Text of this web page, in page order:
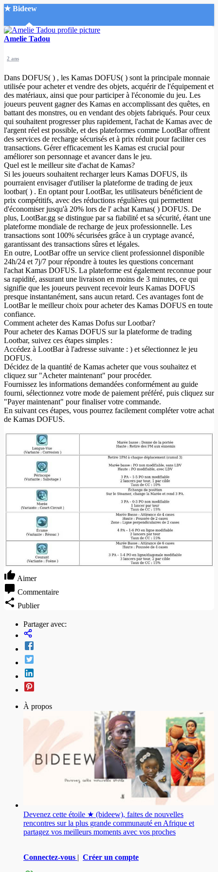
★ Bideew
Accueil
Recherche Avancée
Mon compte
Connexion
Créer un compte
Mode nuit
Amelie Tadou
2 ans
Dans DOFUS( ) , les Kamas DOFUS( ) sont la principale monnaie
utilisée pour acheter et vendre des objets, acquérir de l'équipement et
des matériaux, ainsi que pour participer à l'économie du jeu. Les
joueurs peuvent gagner des Kamas en accomplissant des quêtes, en
battant des monstres, ou en vendant des objets fabriqués. Pour ceux
qui souhaitent progresser plus rapidement, l'achat de Kamas avec de
l'argent réel est possible, et des plateformes comme LootBar offrent
des services de recharge sécurisés et à prix réduit pour faciliter ces
transactions. Gérer efficacement les Kamas est crucial pour
améliorer son personnage et avancer dans le jeu.
Quel est le meilleur site d'achat de Kamas?
Si les joueurs souhaitent recharger leurs Kamas DOFUS, ils
pourraient envisager d'utiliser la plateforme de trading de jeux
lootbar( ) . En optant pour LootBar, les utilisateurs bénéficient de
prix compétitifs, avec des réductions régulières qui permettent
d'économiser jusqu'à 20% lors de l' achat Kamas( ) DOFUS. De
plus, LootBar.gg se distingue par sa fiabilité et sa sécurité, étant une
plateforme mondiale de recharge de jeux professionnelle. Les
transactions sont 100% sécurisées grâce à un cryptage avancé,
garantissant des transactions sûres et légales.
En outre, LootBar offre un service client professionnel disponible
24h/24 et 7j/7 pour répondre à toutes les questions concernant
l'achat Kamas DOFUS. La plateforme est également reconnue pour
sa rapidité, assurant une livraison en moins de 3 minutes, ce qui
signifie que les joueurs peuvent recevoir leurs Kamas DOFUS
presque instantanément, sans aucun retard. Ces avantages font de
LootBar le meilleur choix pour acheter des Kamas DOFUS en toute
confiance.
Comment acheter des Kamas Dofus sur Lootbar?
Pour acheter des Kamas DOFUS sur la plateforme de trading
Lootbar, suivez ces étapes simples :
Accédez à LootBar à l'adresse suivante : ) et sélectionnez le jeu
DOFUS.
Décidez de la quantité de Kamas acheter que vous souhaitez et
cliquez sur "Acheter maintenant" pour procéder.
Fournissez les informations demandées conformément au guide
fourni, sélectionnez votre mode de paiement préféré, puis cliquez sur
"Payer maintenant" pour finaliser votre commande.
En suivant ces étapes, vous pourrez facilement compléter votre achat
de Kamas DOFUS.
Aimer
Commentaire
Publier
Partager avec:
À propos
Devenez cette étoile ★ (bideew), faites de nouvelles
rencontres sur la plus grande communauté en Afrique et
partagez vos meilleurs moments avec vos proches
Connectez-vous | Créer un compte